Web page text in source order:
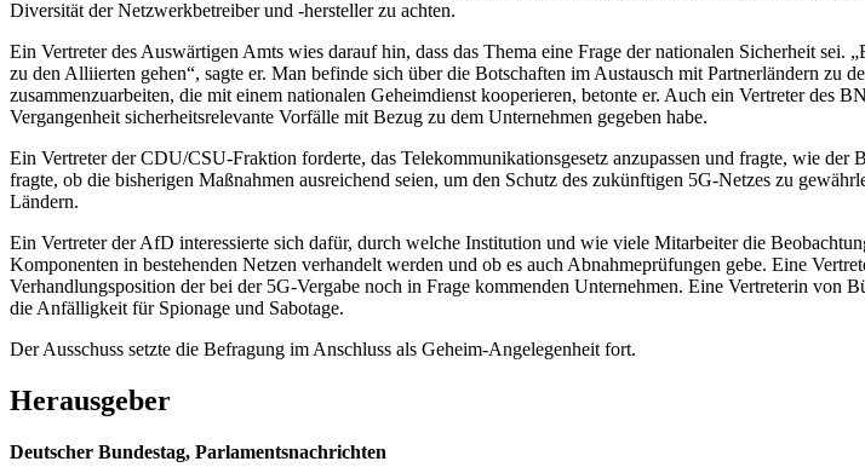
Diversität der Netzwerkbetreiber und -hersteller zu achten.
Ein Vertreter des Auswärtigen Amts wies darauf hin, dass das Thema eine Frage der nationalen Sicherheit
zu den Alliierten gehen“, sagte er. Man befinde sich über die Botschaften im Austausch mit Partnerländern
zusammenzuarbeiten, die mit einem nationalen Geheimdienst kooperieren, betonte er. Auch ein Vertreter des
Vergangenheit sicherheitsrelevante Vorfälle mit Bezug zu dem Unternehmen gegeben habe.
Ein Vertreter der CDU/CSU-Fraktion forderte, das Telekommunikationsgesetz anzupassen und fragte, wie
fragte, ob die bisherigen Maßnahmen ausreichend seien, um den Schutz des zukünftigen 5G-Netzes zu
Ländern.
Ein Vertreter der AfD interessierte sich dafür, durch welche Institution und wie viele Mitarbeiter die
Komponenten in bestehenden Netzen verhandelt werden und ob es auch Abnahmeprüfungen gebe. Eine
Verhandlungsposition der bei der 5G-Vergabe noch in Frage kommenden Unternehmen. Eine Vertreterin von
die Anfälligkeit für Spionage und Sabotage.
Der Ausschuss setzte die Befragung im Anschluss als Geheim-Angelegenheit fort.
Herausgeber
Deutscher Bundestag, Parlamentsnachrichten